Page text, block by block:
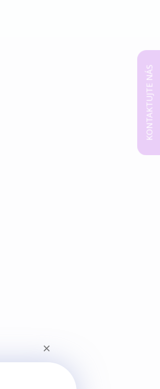
×
KONTAKTUJTE NÁS